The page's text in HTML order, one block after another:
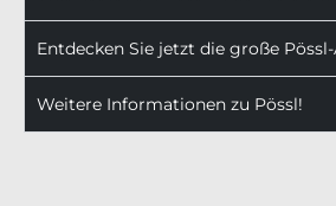
Entdecken Sie jetzt die große
Weitere Informationen zu Pössl!